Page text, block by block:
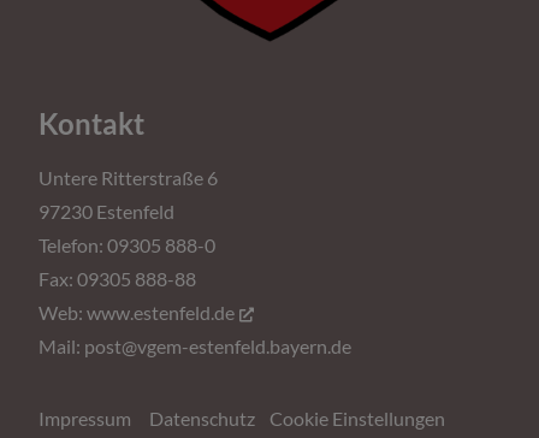
Kontakt
Untere Ritterstraße 6
97230 Estenfeld
Telefon: 09305 888-0
Fax: 09305 888-88
Web: www.estenfeld.de
Mail: post@vgem-estenfeld.bayern.de
Impressum Datenschutz Cookie Einstellungen